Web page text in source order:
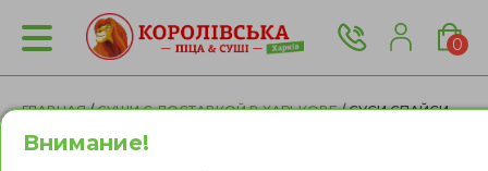
0
ГЛАВНАЯ/СУШИ С ДОСТАВКОЙ В ХАРЬКОВЕ/ СУСИ СПАЙСИ
ЭБИ
Внимание!